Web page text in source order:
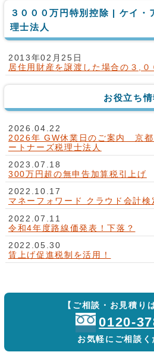
３０００万円特別控除 | ケイ・
理士法人
2013年02月25日
居住用財産を譲渡した場合の３,
お役立ち情
2026.04.22
2026年 GW休業日のご案内 京都
ートナーズ税理士法人
2023.07.18
300万円超の無申告加算税引上げ
2022.10.17
マネーフォワード クラウド会計検
2022.07.11
令和4年度路線価発表！下落？
2022.05.30
賃上げ促進税制を活用！
【ご相談・お見積り
0120-
お気軽にご相談く